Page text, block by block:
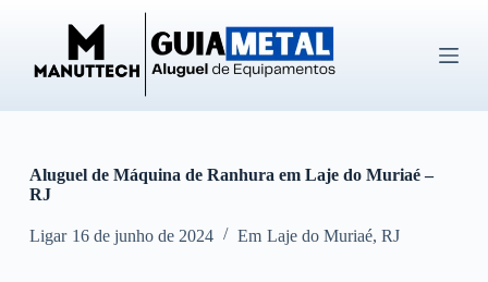
o
o
Aluguel de Máquina de Ranhura em Laje do Muriaé –
RJ
Ligar 16 de junho de 2024 Em Laje do Muriaé, RJ